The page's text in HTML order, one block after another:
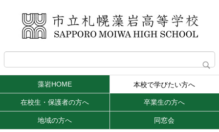
藻岩HOME 本校で学びたい方へ
在校生・保護者の方へ 卒業生の方へ
地域の方へ 同窓会